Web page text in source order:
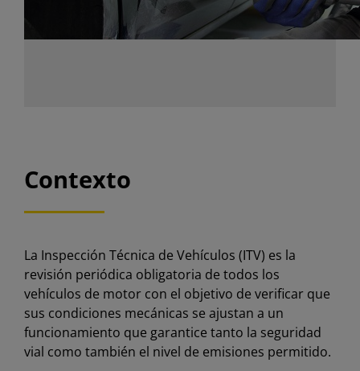
Contexto
La Inspección Técnica de Vehículos (ITV) es la
revisión periódica obligatoria de todos los
vehículos de motor con el objetivo de verificar que
sus condiciones mecánicas se ajustan a un
funcionamiento que garantice tanto la seguridad
vial como también el nivel de emisiones permitido.